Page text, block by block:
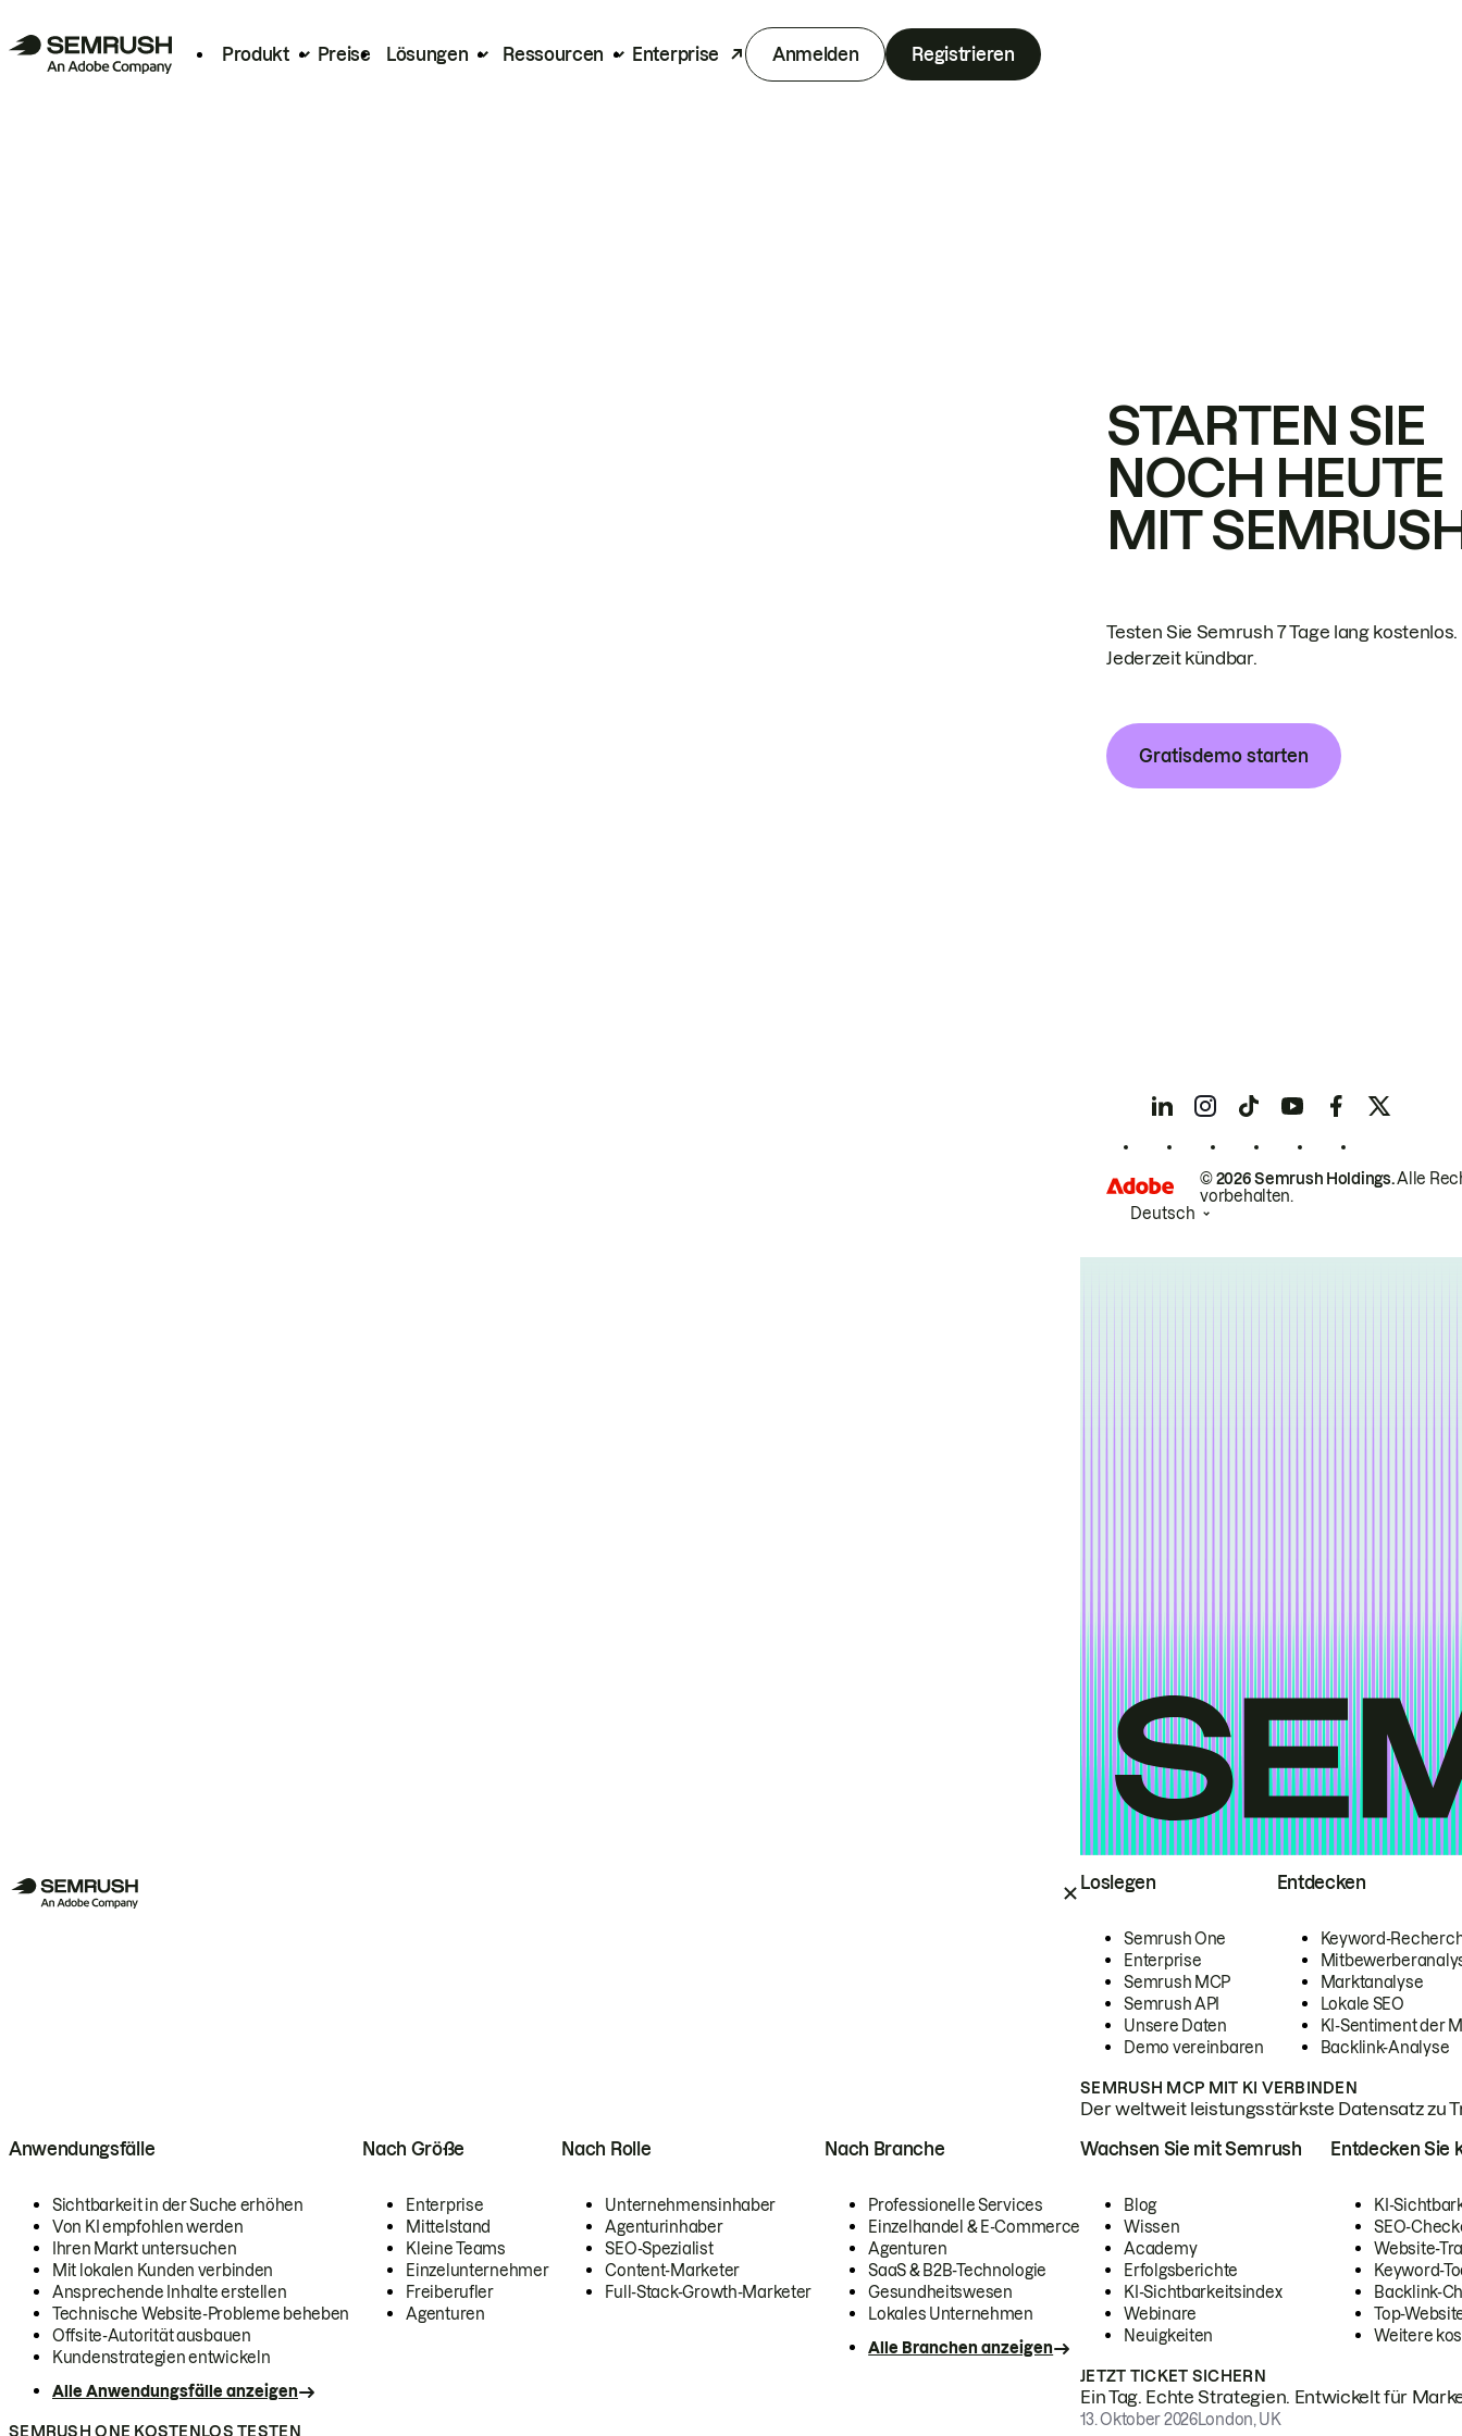
Produkt Preise Lösungen Ressourcen Enterprise Anmelden Registrieren
Loslegen
Semrush One
Enterprise
Semrush MCP
Semrush API
Unsere Daten
Demo vereinbaren
Entdecken
Keyword-
Marktanalyse
Lokale SEO
KI-Sentiment der
Backlink-Analyse
SEMRUSH MCP MIT KI VERBINDEN
Der weltweit leistungsstärkste Datensatz zu
Anwendungsfälle
Sichtbarkeit in der Suche erhöhen
Von KI empfohlen werden
Ihren Markt untersuchen
Mit lokalen Kunden verbinden
Ansprechende Inhalte erstellen
Technische Website-Probleme beheben
Offsite-Autorität ausbauen
Kundenstrategien entwickeln
Alle Anwendungsfälle anzeigen
Nach Größe
Enterprise
Mittelstand
Kleine Teams
Einzelunternehmer
Freiberufler
Agenturen
Nach Rolle
Unternehmensinhaber
Agenturinhaber
SEO-Spezialist
Content-Marketer
Full-Stack-Growth-Marketer
Nach Branche
Professionelle Services
Einzelhandel & E-Commerce
Agenturen
SaaS & B2B-Technologie
Gesundheitswesen
Lokales Unternehmen
Alle Branchen anzeigen
SEMRUSH ONE KOSTENLOS TESTEN
Wachsen Sie mit Semrush
Blog
Wissen
Academy
Erfolgsberichte
KI-Sichtbarkeitsindex
Webinare
Neuigkeiten
Entdecken Sie
KI-
SEO-
Website-
Keyword-
Backlink-
Top-
Weitere
JETZT TICKET SICHERN
Ein Tag. Echte Strategien. Entwickelt für
13. Oktober 2026London, UK
STARTEN SIE
NOCH HEUTE
MIT
Testen Sie Semrush 7 Tage lang kostenlos.
Jederzeit kündbar.
Gratisdemo starten
© 2026 Semrush Holdings.Alle
vorbehalten.
Deutsch